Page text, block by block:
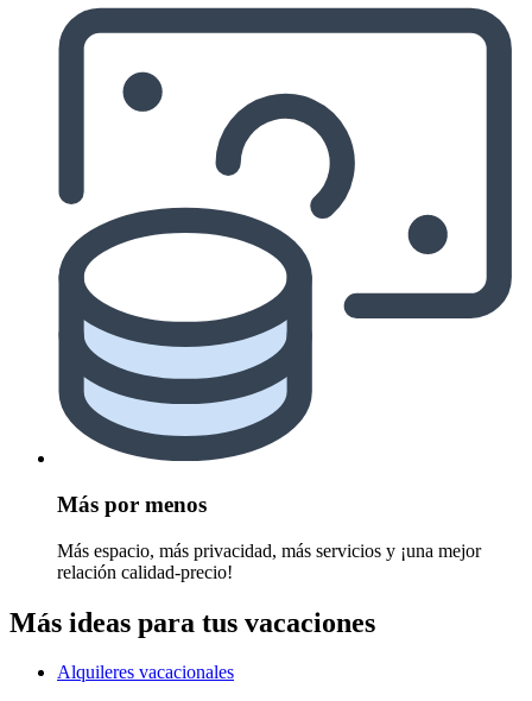
Más por menos
Más espacio, más privacidad, más servicios y ¡una mejor
relación calidad-precio!
Más ideas para tus vacaciones
Alquileres vacacionales